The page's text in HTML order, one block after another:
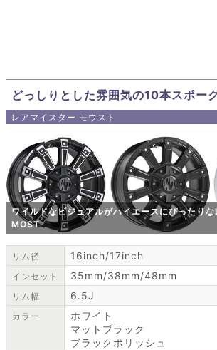
どっしりとした雰囲気の10本スポー
レアマイスター モウスト
ワイルドなビジュアルがハイエースにぴったり
MOST
リム径 16inch/17inch
インセット 35mm/38mm/48mm
リム幅 6.5J
カラー
ホワイト
マットブラック
ブラックポリッシュ